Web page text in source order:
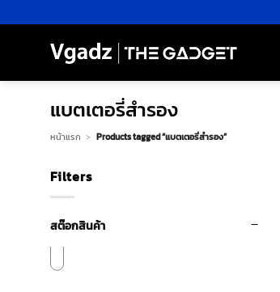
to
แบตเตอรี่สำรอง
หน้าแรก > Products tagged “แบตเตอรี่สำรอง”
Filters
สต๊อกสินค้า